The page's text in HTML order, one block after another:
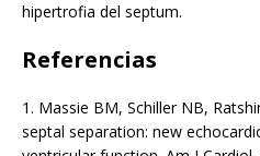
hipertrofia del septum.
Referencias
1. Massie BM, Schiller NB,
septal separation: new